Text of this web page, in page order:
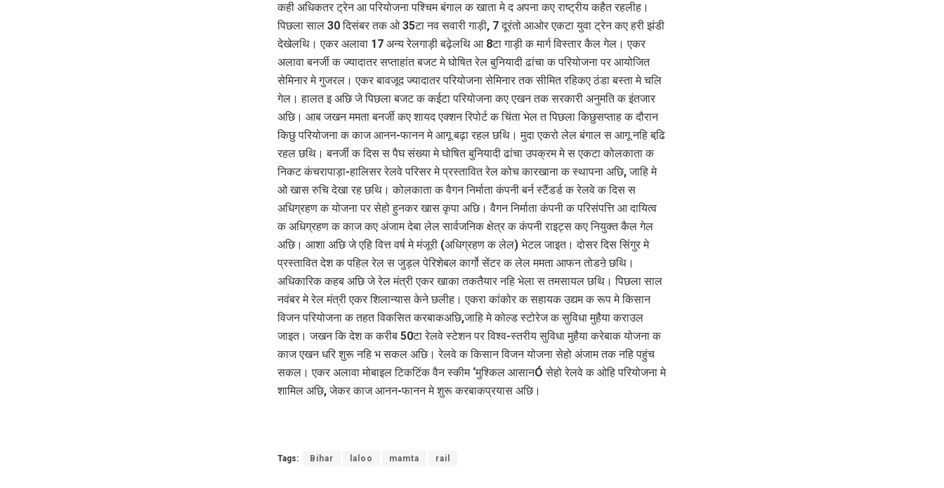
कही अधिकतर ट्रेन आ परियोजना पश्चिम बंगाल क खाता मे द अपना कए राष्ट्रीय कहैत रहलीह।
पिछला साल 30 दिसंबर तक ओ 35टा नव सवारी गाड़ी, 7 दूरंतो आओर एकटा युवा ट्रेन कए हरी झंडी
देखेलथि। एकर अलावा 17 अन्य रेलगाड़ी बढ़ेलथि आ 8टा गाड़ी क मार्ग विस्तार कैल गेल। एकर
अलावा बनर्जी क ज्यादातर सप्ताहांत बजट मे घोषित रेल बुनियादी ढांचा क परियोजना पर आयोजित
सेमिनार मे गुजरल। एकर बावजूद ज्यादातर परियोजना सेमिनार तक सीमित रहिकए ठंडा बस्ता मे चलि
गेल। हालत इ अछि जे पिछला बजट क कईटा परियोजना कए एखन तक सरकारी अनुमति क इंतजार
अछि। आब जखन ममता बनर्जी कए शायद एक्शन रिपोर्ट क चिंता भेल त पिछला किछुसप्ताह क दौरान
किछु परियोजना क काज आनन-फानन मे आगू बढ़ा रहल छथि। मुदा एकरो लेल बंगाल स आगू नहि बढि़
रहल छथि। बनर्जी क दिस स पैघ संख्या मे घोषित बुनियादी ढांचा उपक्रम मे स एकटा कोलकाता क
निकट कंचरापाड़ा-हालिसर रेलवे परिसर मे प्रस्तावित रेल कोच कारखाना क स्थापना अछि, जाहि मे
ओ खास रुचि देखा रह छथि। कोलकाता क वैगन निर्माता कंपनी बर्न स्टैंडर्ड क रेलवे क दिस स
अधिग्रहण क योजना पर सेहो हुनकर खास कृपा अछि। वैगन निर्माता कंपनी क परिसंपत्ति आ दायित्व
क अधिग्रहण क काज कए अंजाम देबा लेल सार्वजनिक क्षेत्र क कंपनी राइट्स कए नियुक्त कैल गेल
अछि। आशा अछि जे एहि वित्त वर्ष मे मंजूरी (अधिग्रहण क लेल) भेटल जाइत। दोसर दिस सिंगुर मे
प्रस्तावित देश क पहिल रेल स जुड़ल पेरिशेबल कार्गो सेंटर क लेल ममता आफन तोडऩे छथि।
अधिकारिक कहब अछि जे रेल मंत्री एकर खाका तकतैयार नहि भेला स तमसायल छथि। पिछला साल
नवंबर मे रेल मंत्री एकर शिलान्यास केने छलीह। एकरा कांकोर क सहायक उद्यम क रूप मे किसान
विजन परियोजना क तहत विकसित करबाकअछि,जाहि मे कोल्ड स्टोरेज क सुविधा मुहैया कराउल
जाइत। जखन कि देश क करीब 50टा रेलवे स्टेशन पर विश्व-स्तरीय सुविधा मुहैया करेबाक योजना क
काज एखन धरि शुरू नहि भ सकल अछि। रेलवे क किसान विजन योजना सेहो अंजाम तक नहि पहुंच
सकल। एकर अलावा मोबाइल टिकटिंक वैन स्कीम ‘मुश्किल आसानÓ सेहो रेलवे क ओहि परियोजना मे
शामिल अछि, जेकर काज आनन-फानन मे शुरू करबाकप्रयास अछि।
Tags: Bihar laloo mamta rail